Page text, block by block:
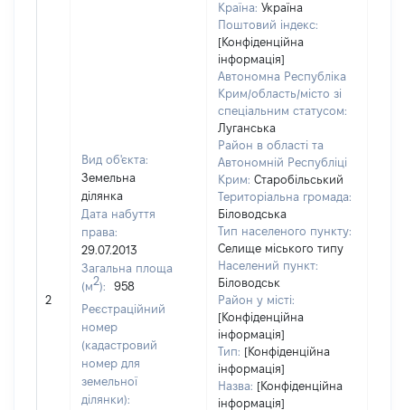
2
Вид об'єкта:
Земельна
ділянка
Дата набуття
права:
29.07.2013
Загальна площа
(м2):
958
Реєстраційний
номер
(кадастровий
номер для
земельної
ділянки):
Країна: Україна
Поштовий індекс:
[Конфіденційна
інформація]
Автономна Республіка
Крим/область/місто зі
спеціальним статусом:
Луганська
Район в області та
Автономній Республіці
Крим: Старобільський
Територіальна громада:
Біловодська
Тип населеного пункту:
Селище міського типу
Населений пункт:
Біловодськ
Район у місті:
[Конфіденційна
інформація]
Тип: [Конфіденційна
інформація]
Назва: [Конфіденційна
інформація]